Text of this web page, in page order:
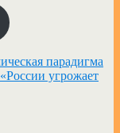
парадигма
угрожает